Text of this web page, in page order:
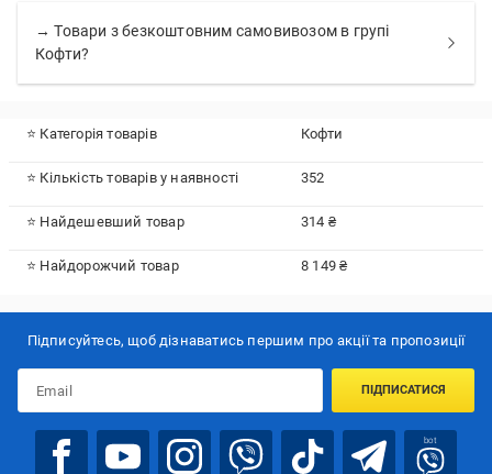
→ Товари з безкоштовним самовивозом в групі
Кофти?
⭐ Категорія товарів Кофти
⭐ Кількість товарів у наявності 352
⭐ Найдешевший товар 314 ₴
⭐ Найдорожчий товар 8 149 ₴
Підписуйтесь, щоб дізнаватись першим про акції та пропозиції
ПІДПИСАТИСЯ
bot